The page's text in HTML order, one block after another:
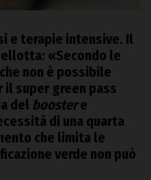
e terapie intensive. Il
«Secondo le
non è possibile
il super green pass
del boostere
di una quarta
che limita le
verde non può